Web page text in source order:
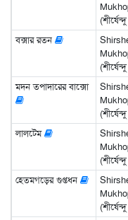
বক্সার রতন
মদন তপাদারের বাক্সো
লালটেম
হেতমগড়ের গুপ্তধন